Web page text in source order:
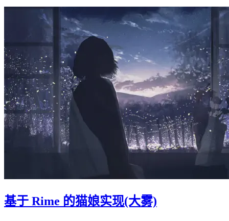
基于 Rime 的猫娘实现(大雾)